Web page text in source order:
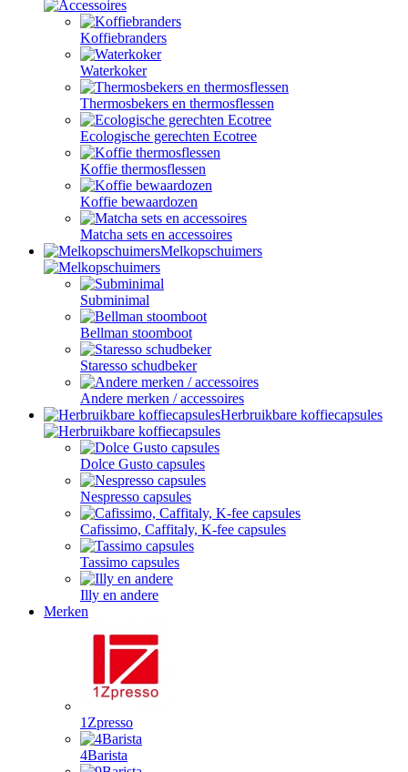
Koffiebranders
Waterkoker
Thermosbekers en thermosflessen
Ecologische gerechten Ecotree
Koffie thermosflessen
Koffie bewaardozen
Matcha sets en accessoires
Melkopschuimers
Subminimal
Bellman stoomboot
Staresso schudbeker
Andere merken / accessoires
Herbruikbare koffiecapsules
Dolce Gusto capsules
Nespresso capsules
Cafissimo, Caffitaly, K-fee capsules
Tassimo capsules
Illy en andere
Merken
1Zpresso
4Barista